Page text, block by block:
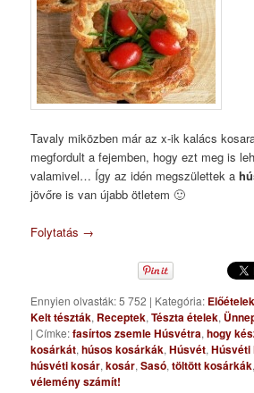
Tavaly miközben már az x-ik kalács
megfordult a fejemben, hogy ezt meg is
valamivel… Így az idén megszülettek a
jövőre is van újabb ötletem 🙂
Folytatás →
Ennyien olvasták: 5 752 | Kategória: Előételek
Kelt tészták, Receptek,Tészta ételek,
|Címke:fasírtos zsemle Húsvétra,hogy
kosárkát,húsos kosárkák,Húsvét,Húsvéti
húsvéti kosár,kosár,Sasó,töltött kosárkák
vélemény számít!